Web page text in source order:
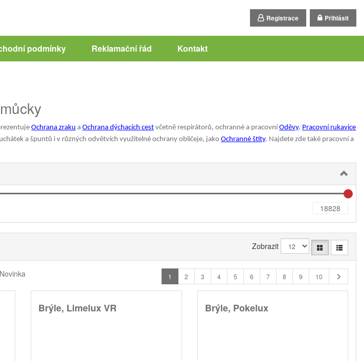
Registrace Přihlásit
podmínky Reklamační řád Kontakt
Ochrana zraku a Ochrana dýchacích cest včetně respirátorů, ochranné a pracovní Oděvy, Pracovní rukavice
a špuntů i v různých odvětvích využitelné ochrany obličeje, jako Ochranné štíty. Najdete zde také pracovní a
Zobrazit
Novinka 1 2 3 4 5 6 7 8 9 10
Brýle, Limelux VR Brýle, Pokelux